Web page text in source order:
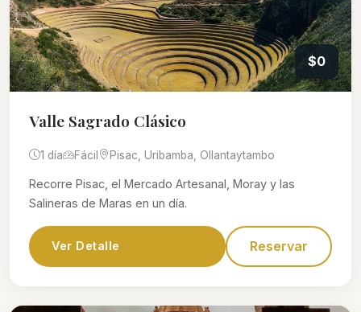
$0
Valle Sagrado Clásico
1 día Fácil Pisac, Uribamba, Ollantaytambo
Recorre Pisac, el Mercado Artesanal, Moray y las
Salineras de Maras en un día.
Ver Detalle Reservar